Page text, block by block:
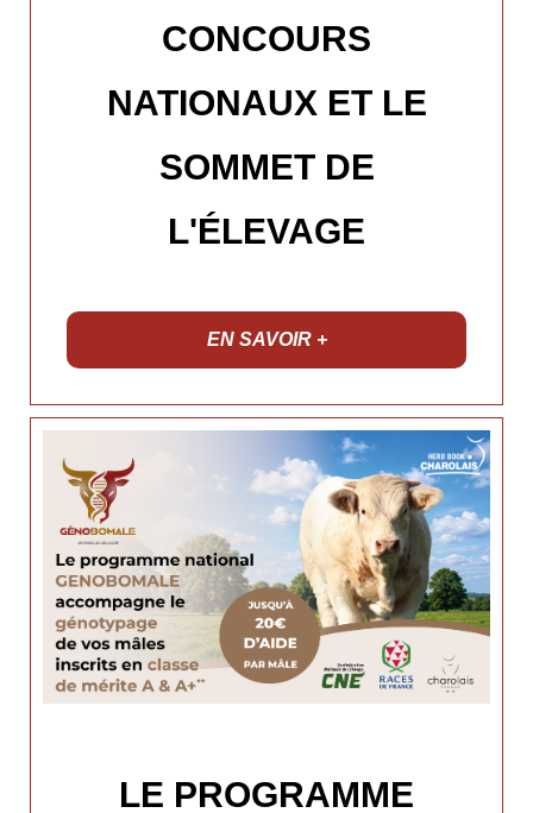
CONCOURS
NATIONAUX ET LE
SOMMET DE
L'ÉLEVAGE
EN SAVOIR +
LE PROGRAMME